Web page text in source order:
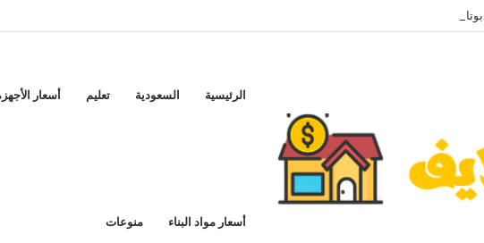
زانوسي كول ماكس اليوم ..و5 عيوب
الرئيسية السعودية تعليم أسعار
أسعار مواد البناء منوعات